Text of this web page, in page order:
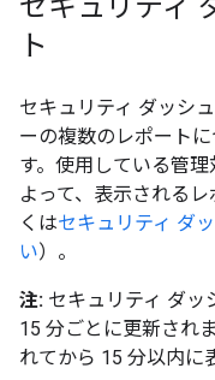
セキュリティ
ト
セキュリティ ダッシ
ーの複数のレポート
す。使用している管
よって、表示される
くはセキュリティ ダ
い）。
注: セキュリティ ダッ
15 分ごとに更新され
れてから 15 分以内に